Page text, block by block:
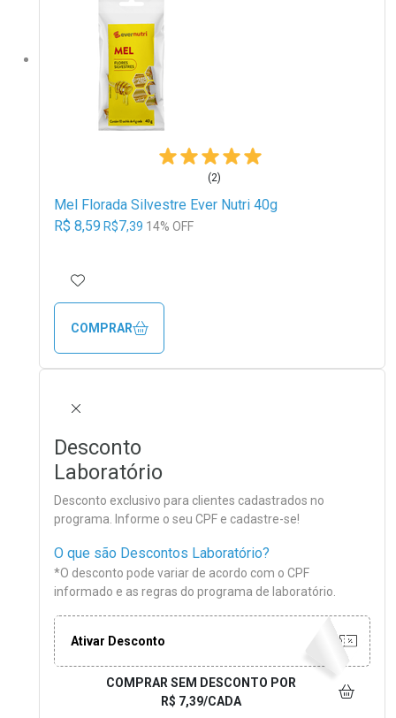
(2)
Mel Florada Silvestre Ever Nutri 40g
R$ 8,59 R$7,39 14% OFF
ADICIONAR AOS FAVORITOS
COMPRAR
FECHAR
Desconto
Laboratório
Desconto exclusivo para clientes cadastrados no
programa. Informe o seu CPF e cadastre-se!
O que são Descontos Laboratório?
*O desconto pode variar de acordo com o CPF
informado e as regras do programa de laboratório.
Ativar Desconto
COMPRAR SEM DESCONTO POR
R$ 7,39/CADA